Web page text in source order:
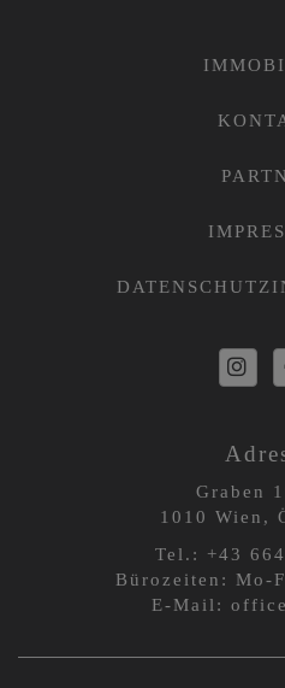
Graben
1010 Wien,
Tel.: +43
Bürozeiten: Mo-
E-Mail: